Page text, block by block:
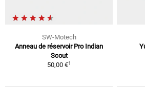
SW-Motech
Anneau de réservoir Pro Indian
Scout
50,00 €1